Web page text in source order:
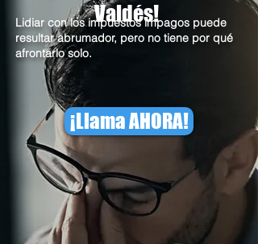
Valdés!
Lidiar con los impuestos impagos puede
resultar abrumador, pero no tiene por qué
afrontarlo solo.
¡Llama AHORA!